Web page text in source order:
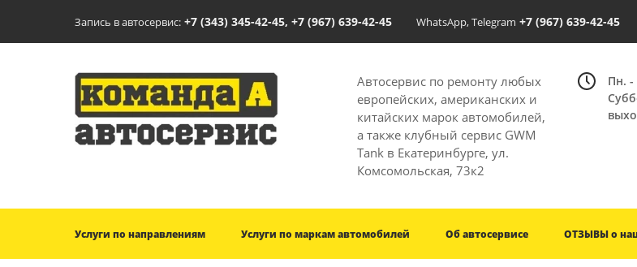
Запись в автосервис: +7 (343) 345-42-45, +7 (967) 639-42-45 WhatsApp, Telegram +7 (967) 639-42-45
Автосервис по ремонту любых
европейских, американских и
китайских марок автомобилей,
а также клубный сервис GWM
Tank в Екатеринбурге, ул.
Комсомольская, 73к2
Пн. -
Услуги по направлениям Услуги по маркам автомобилей Об автосервисе ОТЗЫВЫ о